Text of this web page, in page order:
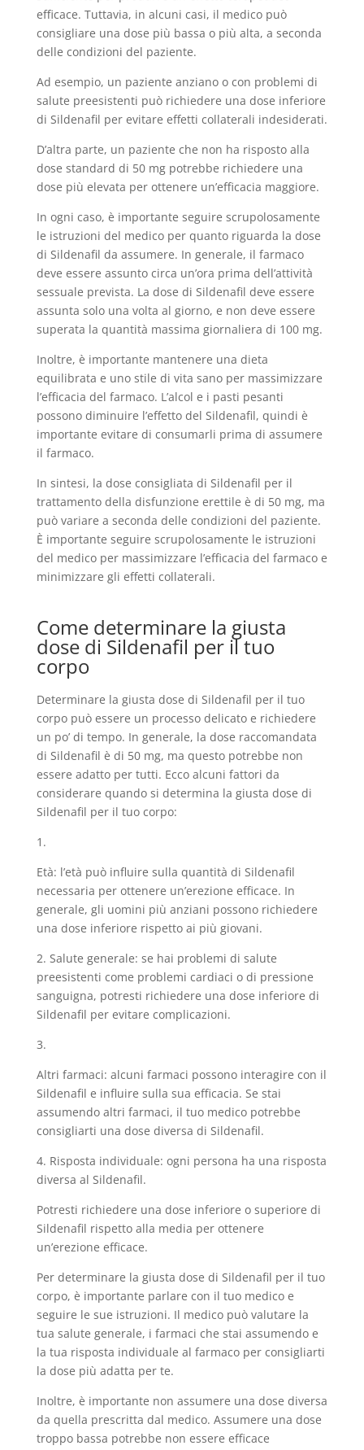
efficace. Tuttavia, in alcuni casi, il medico può
consigliare una dose più bassa o più alta, a seconda
delle condizioni del paziente.
Ad esempio, un paziente anziano o con problemi di
salute preesistenti può richiedere una dose inferiore
di Sildenafil per evitare effetti collaterali indesiderati.
D’altra parte, un paziente che non ha risposto alla
dose standard di 50 mg potrebbe richiedere una
dose più elevata per ottenere un’efficacia maggiore.
In ogni caso, è importante seguire scrupolosamente
le istruzioni del medico per quanto riguarda la dose
di Sildenafil da assumere. In generale, il farmaco
deve essere assunto circa un’ora prima dell’attività
sessuale prevista. La dose di Sildenafil deve essere
assunta solo una volta al giorno, e non deve essere
superata la quantità massima giornaliera di 100 mg.
Inoltre, è importante mantenere una dieta
equilibrata e uno stile di vita sano per massimizzare
l’efficacia del farmaco. L’alcol e i pasti pesanti
possono diminuire l’effetto del Sildenafil, quindi è
importante evitare di consumarli prima di assumere
il farmaco.
In sintesi, la dose consigliata di Sildenafil per il
trattamento della disfunzione erettile è di 50 mg, ma
può variare a seconda delle condizioni del paziente.
È importante seguire scrupolosamente le istruzioni
del medico per massimizzare l’efficacia del farmaco e
minimizzare gli effetti collaterali.
Come determinare la giusta
dose di Sildenafil per il tuo
corpo
Determinare la giusta dose di Sildenafil per il tuo
corpo può essere un processo delicato e richiedere
un po’ di tempo. In generale, la dose raccomandata
di Sildenafil è di 50 mg, ma questo potrebbe non
essere adatto per tutti. Ecco alcuni fattori da
considerare quando si determina la giusta dose di
Sildenafil per il tuo corpo:
1.
Età: l’età può influire sulla quantità di Sildenafil
necessaria per ottenere un’erezione efficace. In
generale, gli uomini più anziani possono richiedere
una dose inferiore rispetto ai più giovani.
2. Salute generale: se hai problemi di salute
preesistenti come problemi cardiaci o di pressione
sanguigna, potresti richiedere una dose inferiore di
Sildenafil per evitare complicazioni.
3.
Altri farmaci: alcuni farmaci possono interagire con il
Sildenafil e influire sulla sua efficacia. Se stai
assumendo altri farmaci, il tuo medico potrebbe
consigliarti una dose diversa di Sildenafil.
4. Risposta individuale: ogni persona ha una risposta
diversa al Sildenafil.
Potresti richiedere una dose inferiore o superiore di
Sildenafil rispetto alla media per ottenere
un’erezione efficace.
Per determinare la giusta dose di Sildenafil per il tuo
corpo, è importante parlare con il tuo medico e
seguire le sue istruzioni. Il medico può valutare la
tua salute generale, i farmaci che stai assumendo e
la tua risposta individuale al farmaco per consigliarti
la dose più adatta per te.
Inoltre, è importante non assumere una dose diversa
da quella prescritta dal medico. Assumere una dose
troppo bassa potrebbe non essere efficace